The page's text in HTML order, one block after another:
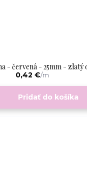
- červená - 25mm - zlatý
0,42 €/m
Pridať do košíka